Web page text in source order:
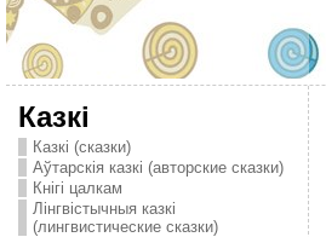
Казкі
Казкі (сказки)
Аўтарскія казкі (авторские сказки)
Кнігі цалкам
Лінгвістычныя казкі
(лингвистические сказки)